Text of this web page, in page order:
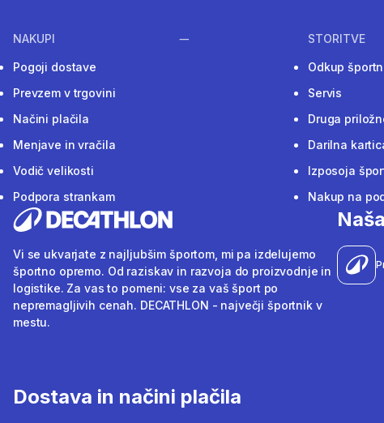
NAKUPI
Pogoji dostave
Prevzem v trgovini
Načini plačila
Menjave in vračila
Vodič velikosti
Podpora strankam
STORITVE
Odkup
Servis
Druga
Darilna
Izposoja
Nakup na
Vi se ukvarjate z najljubšim športom, mi pa izdelujemo
športno opremo. Od raziskav in razvoja do proizvodnje in
logistike. Za vas to pomeni: vse za vaš šport po
nepremagljivih cenah. DECATHLON - največji športnik v
mestu.
Dostava in načini plačila